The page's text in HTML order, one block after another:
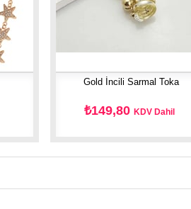
Gold İncili Sarmal Toka
₺149,80KDV Dahil